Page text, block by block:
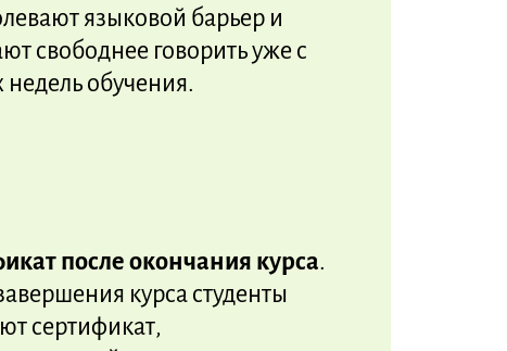
языковой барьер и
свободнее говорить уже с
недель обучения.
после окончания курса.
курса студенты
сертификат,